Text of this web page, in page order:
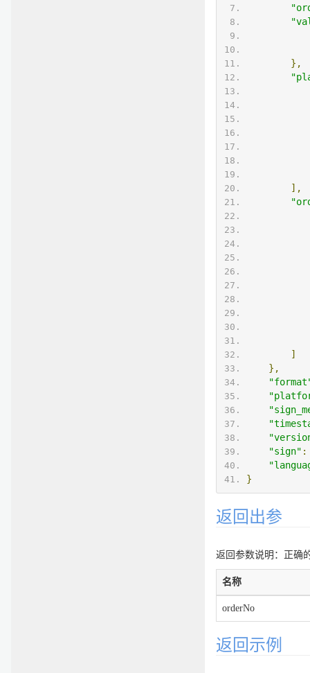
},
],
]
},
"sign" :
}
返回出参
返回参数说明：正确
名称
orderNo
返回示例